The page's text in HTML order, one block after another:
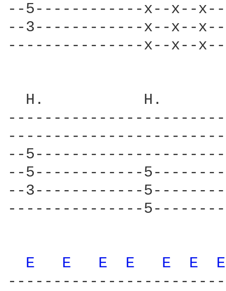
--5------------x--x--
--3------------x--x--
---------------x--x--
H.           H.
--
--5------------
--3------------
---------------
E E E E E E